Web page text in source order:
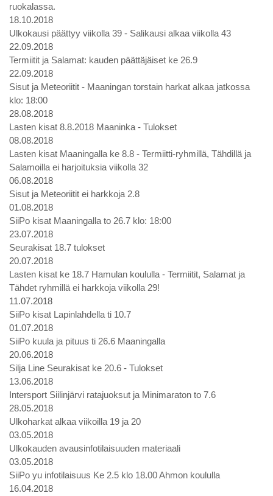
ruokalassa.
18.10.2018
Ulkokausi päättyy viikolla 39 - Salikausi alkaa viikolla 43
22.09.2018
Termiitit ja Salamat: kauden päättäjäiset ke 26.9
22.09.2018
Sisut ja Meteoriitit - Maaningan torstain harkat alkaa jatkossa
klo: 18:00
28.08.2018
Lasten kisat 8.8.2018 Maaninka - Tulokset
08.08.2018
Lasten kisat Maaningalla ke 8.8 - Termiitti-ryhmillä, Tähdillä ja
Salamoilla ei harjoituksia viikolla 32
06.08.2018
Sisut ja Meteoriitit ei harkkoja 2.8
01.08.2018
SiiPo kisat Maaningalla to 26.7 klo: 18:00
23.07.2018
Seurakisat 18.7 tulokset
20.07.2018
Lasten kisat ke 18.7 Hamulan koululla - Termiitit, Salamat ja
Tähdet ryhmillä ei harkkoja viikolla 29!
11.07.2018
SiiPo kisat Lapinlahdella ti 10.7
01.07.2018
SiiPo kuula ja pituus ti 26.6 Maaningalla
20.06.2018
Silja Line Seurakisat ke 20.6 - Tulokset
13.06.2018
Intersport Siilinjärvi ratajuoksut ja Minimaraton to 7.6
28.05.2018
Ulkoharkat alkaa viikoilla 19 ja 20
03.05.2018
Ulkokauden avausinfotilaisuuden materiaali
03.05.2018
SiiPo yu infotilaisuus Ke 2.5 klo 18.00 Ahmon koululla
16.04.2018